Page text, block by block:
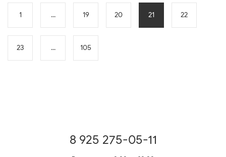
1 ... 19 20 21 22
23 ... 105
8 925 275-05-11